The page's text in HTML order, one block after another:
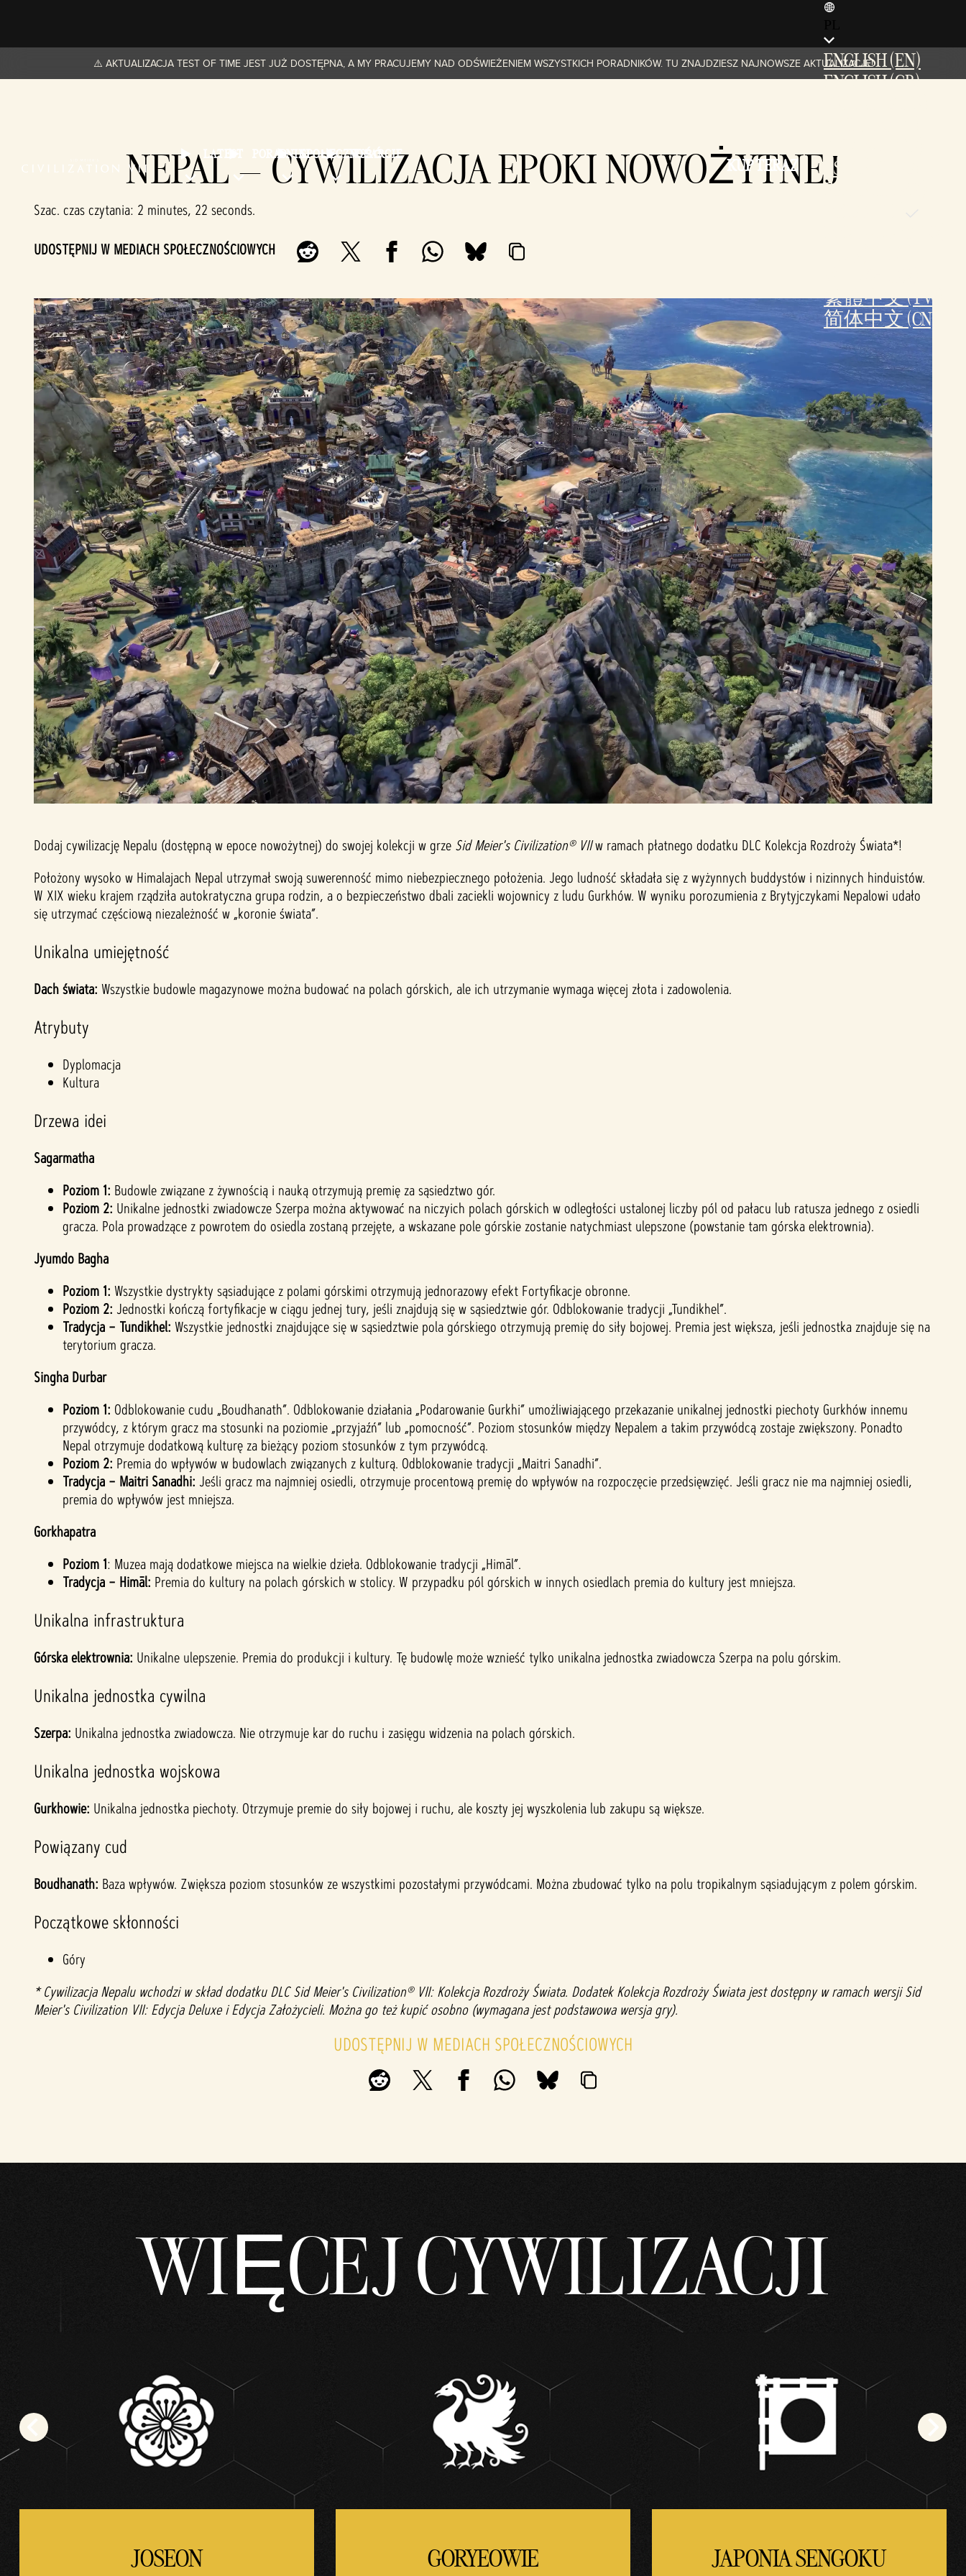
LATEST PORADNIKISPOŁECZNOŚĆ
WSPARCIE
KUP TERAZ
ENGLISH (EN)
ENGLISH (GB)
ESPAÑOL (ES)
ESPAÑOL (MX)
繁體中文 (TW)
简体中文 (CN)
⚠️ AKTUALIZACJA TEST OF TIME JEST JUŻ DOSTĘPNA, A MY PRACUJEMY NAD ODŚWIEŻENIEM WSZYSTKICH PORADNIKÓW. TU ZNAJDZIESZ NAJNOWSZE AKTUALIZACJE!
NEPAL – CYWILIZACJA EPOKI NOWOŻYTNEJ
Szac. czas czytania 2 minutes, 22 seconds
UDOSTĘPNIJ W MEDIACH SPOŁECZNOŚCIOWYCH
Dodaj cywilizację Nepalu (dostępną w epoce nowożytnej) do swojej kolekcji w grze Sid Meier's Civilization® VIIw ramach płatnego dodatku DLC Kolekcja Rozdroży Świata*!
Położony wysoko w Himalajach Nepal utrzymał swoją suwerenność mimo niebezpiecznego położenia. Jego ludność składała się z wyżynnych buddystów i nizinnych hinduistów.
W XIX wieku krajem rządziła autokratyczna grupa rodzin, a o bezpieczeństwo dbali zaciekli wojownicy z ludu Gurkhów. W wyniku porozumienia z Brytyjczykami Nepalowi udało
się utrzymać częściową niezależność w „koronie świata”.
Unikalna umiejętność
Dach świata: Wszystkie budowle magazynowe można budować na polach górskich, ale ich utrzymanie wymaga więcej złota i zadowolenia.
Atrybuty
Dyplomacja
Kultura
Drzewa idei
Sagarmatha
Poziom 1: Budowle związane z żywnością i nauką otrzymują premię za sąsiedztwo gór.
Poziom 2: Unikalne jednostki zwiadowcze Szerpa można aktywować na niczyich polach górskich w odległości ustalonej liczby pól od pałacu lub ratusza jednego z osiedli
gracza. Pola prowadzące z powrotem do osiedla zostaną przejęte, a wskazane pole górskie zostanie natychmiast ulepszone (powstanie tam górska elektrownia).
Jyumdo Bagha
Poziom 1: Wszystkie dystrykty sąsiadujące z polami górskimi otrzymują jednorazowy efekt Fortyfikacje obronne.
Poziom 2: Jednostki kończą fortyfikacje w ciągu jednej tury, jeśli znajdują się w sąsiedztwie gór. Odblokowanie tradycji „Tundikhel”.
Tradycja – Tundikhel: Wszystkie jednostki znajdujące się w sąsiedztwie pola górskiego otrzymują premię do siły bojowej. Premia jest większa, jeśli jednostka znajduje się na
terytorium gracza.
Singha Durbar
Poziom 1: Odblokowanie cudu „Boudhanath”. Odblokowanie działania „Podarowanie Gurkhi” umożliwiającego przekazanie unikalnej jednostki piechoty Gurkhów innemu
przywódcy, z którym gracz ma stosunki na poziomie „przyjaźń” lub „pomocność”. Poziom stosunków między Nepalem a takim przywódcą zostaje zwiększony. Ponadto
Nepal otrzymuje dodatkową kulturę za bieżący poziom stosunków z tym przywódcą.
Poziom 2: Premia do wpływów w budowlach związanych z kulturą. Odblokowanie tradycji „Maitri Sanadhi”.
Tradycja – Maitri Sanadhi: Jeśli gracz ma najmniej osiedli, otrzymuje procentową premię do wpływów na rozpoczęcie przedsięwzięć. Jeśli gracz nie ma najmniej osiedli,
premia do wpływów jest mniejsza.
Gorkhapatra
Poziom 1: Muzea mają dodatkowe miejsca na wielkie dzieła. Odblokowanie tradycji „Himāl”.
Tradycja – Himāl: Premia do kultury na polach górskich w stolicy. W przypadku pól górskich w innych osiedlach premia do kultury jest mniejsza.
Unikalna infrastruktura
Górska elektrownia: Unikalne ulepszenie. Premia do produkcji i kultury. Tę budowlę może wznieść tylko unikalna jednostka zwiadowcza Szerpa na polu górskim.
Unikalna jednostka cywilna
Szerpa: Unikalna jednostka zwiadowcza. Nie otrzymuje kar do ruchu i zasięgu widzenia na polach górskich.
Unikalna jednostka wojskowa
Gurkhowie: Unikalna jednostka piechoty. Otrzymuje premie do siły bojowej i ruchu, ale koszty jej wyszkolenia lub zakupu są większe.
Powiązany cud
Boudhanath: Baza wpływów. Zwiększa poziom stosunków ze wszystkimi pozostałymi przywódcami. Można zbudować tylko na polu tropikalnym sąsiadującym z polem górskim.
Początkowe skłonności
Góry
* Cywilizacja Nepalu wchodzi w skład dodatku DLC Sid Meier's Civilization® VII: Kolekcja Rozdroży Świata. Dodatek Kolekcja Rozdroży Świata jest dostępny w ramach wersji Sid
Meier's Civilization VII: Edycja Deluxe i Edycja Założycieli. Można go też kupić osobno (wymagana jest podstawowa wersja gry).
UDOSTĘPNIJ W MEDIACH SPOŁECZNOŚCIOWYCH
WIĘCEJ CYWILIZACJI
JOSEON GORYEOWIE JAPONIA SENGOKU